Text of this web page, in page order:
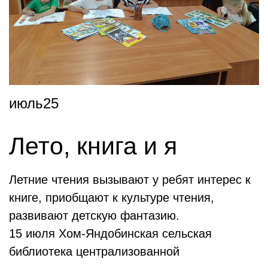
июль25
Лето, книга и я
Летние чтения вызывают у ребят интерес к
книге, приобщают к культуре чтения,
развивают детскую фантазию.
15 июля Хом-Яндобинская сельская
библиотека централизованной